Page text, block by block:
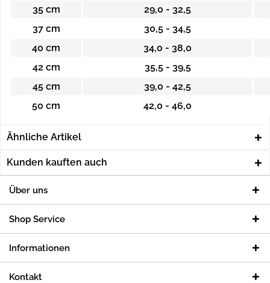
35 cm
29,0 - 32,5
37 cm
30,5 - 34,5
40 cm
34,0 - 38,0
42 cm
35,5 - 39,5
45 cm
39,0 - 42,5
50 cm
42,0 - 46,0
Ähnliche Artikel
Kunden kauften auch
Über uns
Shop Service
Informationen
Kontakt